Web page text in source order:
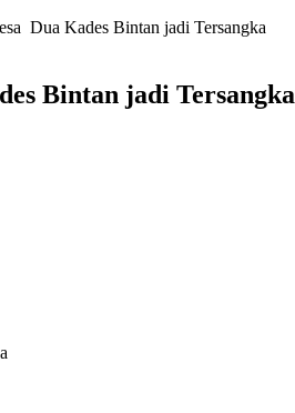
Dua Kades Bintan jadi Tersangka
Bintan jadi Tersangka